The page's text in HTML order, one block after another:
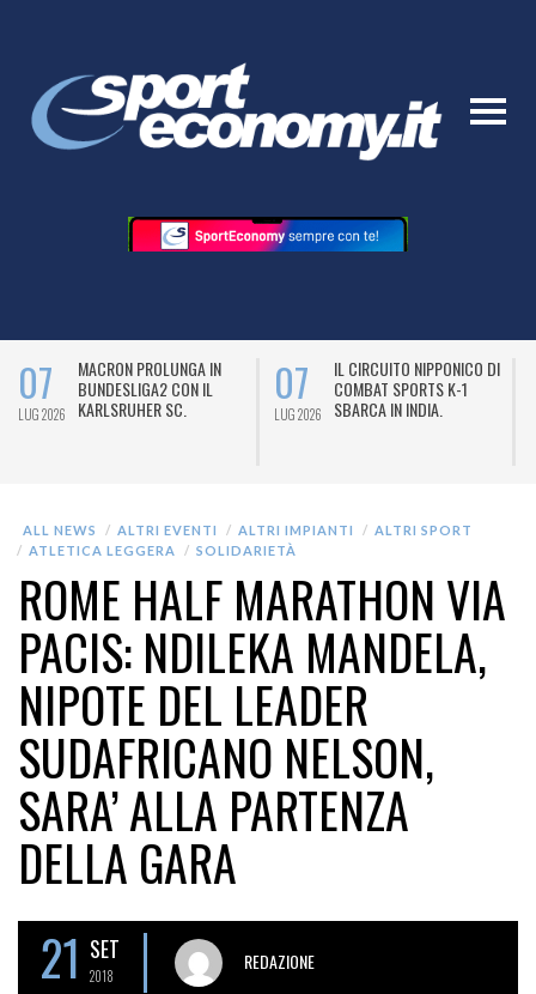
07
LUG 2026
MACRON PROLUNGA IN
BUNDESLIGA2 CON IL
KARLSRUHER SC.
07
LUG 2026
IL CIRCUITO NIPPONICO DI
COMBAT SPORTS K-1
SBARCA IN INDIA.
ALL NEWS ALTRI EVENTI ALTRI IMPIANTI
ALTRI SPORT
ATLETICA LEGGERA
SOLIDARIETÀ
ROME HALF MARATHON VIA
PACIS: NDILEKA MANDELA,
NIPOTE DEL LEADER
SUDAFRICANO NELSON,
SARA’ ALLA PARTENZA
DELLA GARA
21 SET
2018
REDAZIONE